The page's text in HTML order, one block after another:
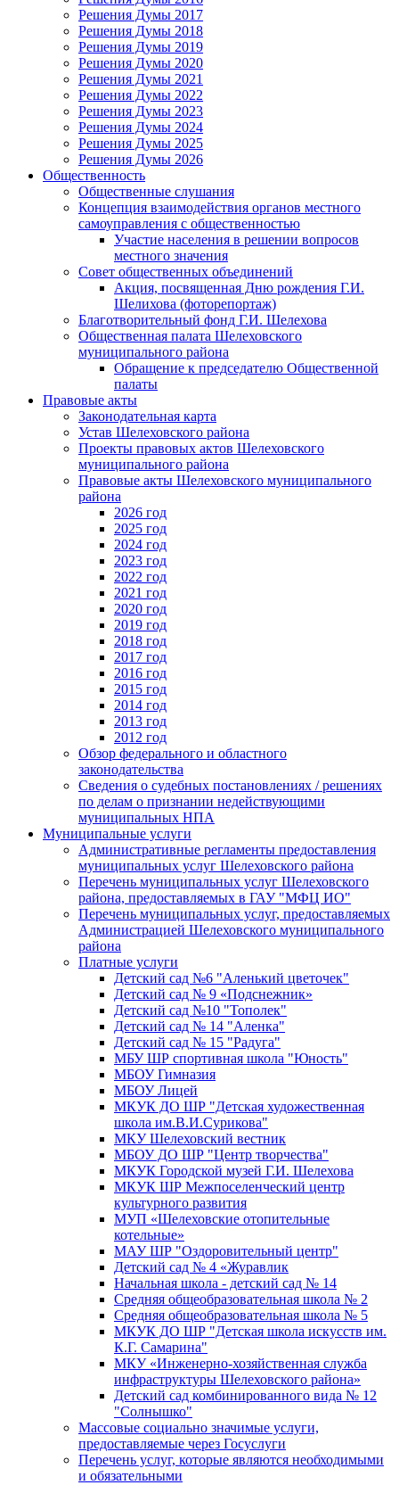
Решения Думы 2017
Решения Думы 2018
Решения Думы 2019
Решения Думы 2020
Решения Думы 2021
Решения Думы 2022
Решения Думы 2023
Решения Думы 2024
Решения Думы 2025
Решения Думы 2026
Общественность
Общественные слушания
Концепция взаимодействия органов местного
самоуправления с общественностью
Участие населения в решении вопросов
местного значения
Совет общественных объединений
Акция, посвященная Дню рождения Г.И.
Шелихова (фоторепортаж)
Благотворительный фонд Г.И. Шелехова
Общественная палата Шелеховского
муниципального района
Обращение к председателю Общественной
палаты
Правовые акты
Законодательная карта
Устав Шелеховского района
Проекты правовых актов Шелеховского
муниципального района
Правовые акты Шелеховского муниципального
района
2026 год
2025 год
2024 год
2023 год
2022 год
2021 год
2020 год
2019 год
2018 год
2017 год
2016 год
2015 год
2014 год
2013 год
2012 год
Обзор федерального и областного
законодательства
Сведения о судебных постановлениях / решениях
по делам о признании недействующими
муниципальных НПА
Муниципальные услуги
Административные регламенты предоставления
муниципальных услуг Шелеховского района
Перечень муниципальных услуг Шелеховского
района, предоставляемых в ГАУ "МФЦ ИО"
Перечень муниципальных услуг, предоставляемых
Администрацией Шелеховского муниципального
района
Платные услуги
Детский сад №6 "Аленький цветочек"
Детский сад № 9 «Подснежник»
Детский сад №10 "Тополек"
Детский сад № 14 "Аленка"
Детский сад № 15 "Радуга"
МБУ ШР спортивная школа "Юность"
МБОУ Гимназия
МБОУ Лицей
МКУК ДО ШР "Детская художественная
школа им.В.И.Сурикова"
МКУ Шелеховский вестник
МБОУ ДО ШР "Центр творчества"
МКУК Городской музей Г.И. Шелехова
МКУК ШР Межпоселенческий центр
культурного развития
МУП «Шелеховские отопительные
котельные»
МАУ ШР "Оздоровительный центр"
Детский сад № 4 «Журавлик
Начальная школа - детский сад № 14
Средняя общеобразовательная школа № 2
Средняя общеобразовательная школа № 5
МКУК ДО ШР "Детская школа искусств им.
К.Г. Самарина"
МКУ «Инженерно-хозяйственная служба
инфраструктуры Шелеховского района»
Детский сад комбинированного вида № 12
"Солнышко"
Массовые социально значимые услуги,
предоставляемые через Госуслуги
Перечень услуг, которые являются необходимыми
и обязательными